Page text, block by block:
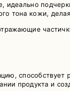
тона кожи,
продукта и